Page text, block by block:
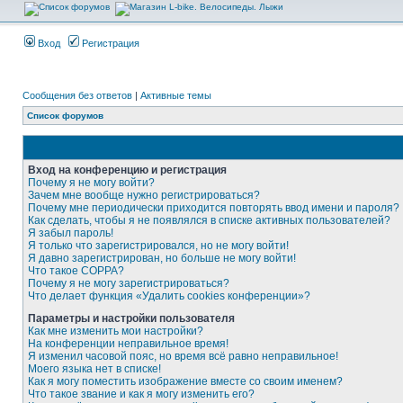
Вход Регистрация
Сообщения без ответов | Активные темы
Список форумов
Вход на конференцию и регистрация
Почему я не могу войти?
Зачем мне вообще нужно регистрироваться?
Почему мне периодически приходится повторять ввод имени и пароля?
Как сделать, чтобы я не появлялся в списке активных пользователей?
Я забыл пароль!
Я только что зарегистрировался, но не могу войти!
Я давно зарегистрирован, но больше не могу войти!
Что такое COPPA?
Почему я не могу зарегистрироваться?
Что делает функция «Удалить cookies конференции»?
Параметры и настройки пользователя
Как мне изменить мои настройки?
На конференции неправильное время!
Я изменил часовой пояс, но время всё равно неправильное!
Моего языка нет в списке!
Как я могу поместить изображение вместе со своим именем?
Что такое звание и как я могу изменить его?